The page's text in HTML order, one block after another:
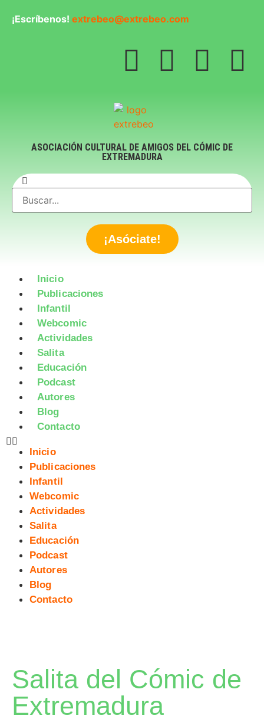
¡Escríbenos! extrebeo@extrebeo.com
ASOCIACIÓN CULTURAL DE AMIGOS DEL CÓMIC DE
EXTREMADURA
¡Asóciate!
Inicio
Publicaciones
Infantil
Webcomic
Actividades
Salita
Educación
Podcast
Autores
Blog
Contacto
Inicio
Publicaciones
Infantil
Webcomic
Actividades
Salita
Educación
Podcast
Autores
Blog
Contacto
Salita del Cómic de
Extremadura